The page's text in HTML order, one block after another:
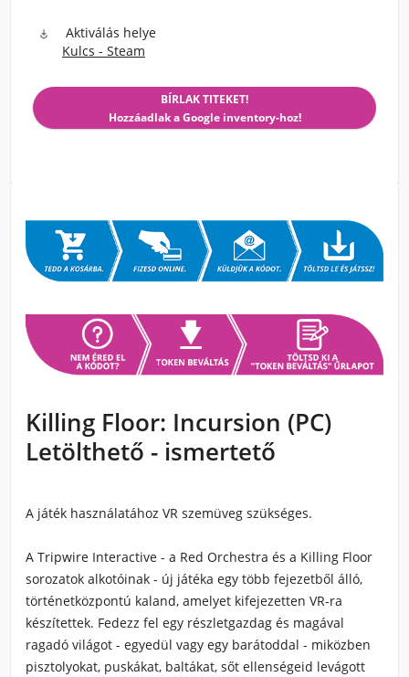

Aktiválás helye
Kulcs - Steam
BÍRLAK TITEKET!
Hozzáadlak a Google inventory-hoz!
Killing Floor: Incursion (PC)
Letölthető - ismertető
A játék használatához VR szemüveg szükséges.
A Tripwire Interactive - a Red Orchestra és a Killing Floor
sorozatok alkotóinak - új játéka egy több fejezetből álló,
történetközpontú kaland, amelyet kifejezetten VR-ra
készítettek. Fedezz fel egy részletgazdag és magával
ragadó világot - egyedül vagy egy barátoddal - miközben
pisztolyokat, puskákat, baltákat, sőt ellenségeid levágott